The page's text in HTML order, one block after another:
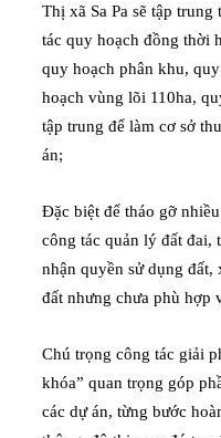
Thị xã Sa Pa sẽ tập
tác quy hoạch đồng thời
quy hoạch phân khu,
hoạch vùng lõi 110ha,
tập trung để làm cơ sở
án;
Đặc biệt để tháo gỡ
công tác quản lý đất đai,
nhận quyền sử dụng
đất nhưng chưa phù hợp
Chú trọng công tác giải
khóa” quan trọng góp
các dự án, từng bước